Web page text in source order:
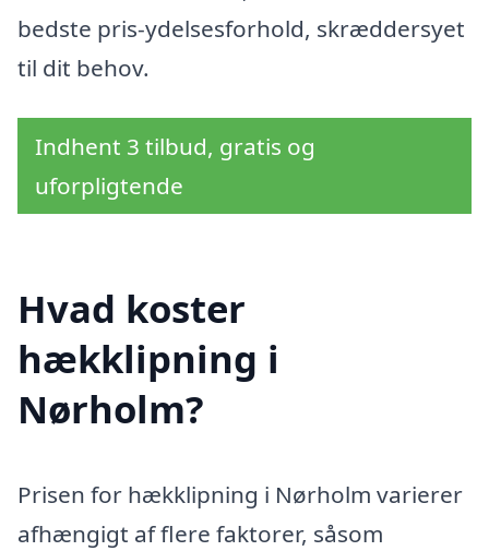
bedste pris-ydelsesforhold, skræddersyet
til dit behov.
Indhent 3 tilbud, gratis og
uforpligtende
Hvad koster
hækklipning i
Nørholm?
Prisen for hækklipning i Nørholm varierer
afhængigt af flere faktorer, såsom